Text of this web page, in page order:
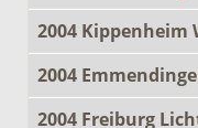
2004 Kippenheim
2004
2004 Freiburg